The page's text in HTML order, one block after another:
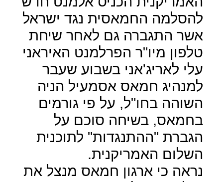
להסלמה החמאסית נגד ישראל
אשר התגברה גם לאחר שיחת
טלפון מיו"ר הפרלמנט האיראני
עלי לאריג'אני בשבוע שעבר
למנהיג חמאס אסמעיל הניה
השוהה בחו"ל, על פי גורמים
בחמאס, בשיחה סוכם על
הגברת "ההתנגדות" לתוכנית
השלום האמריקנית.
נראה כי ארגון חמאס מנצל את